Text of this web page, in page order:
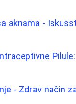
aknama -
- Zdrav način